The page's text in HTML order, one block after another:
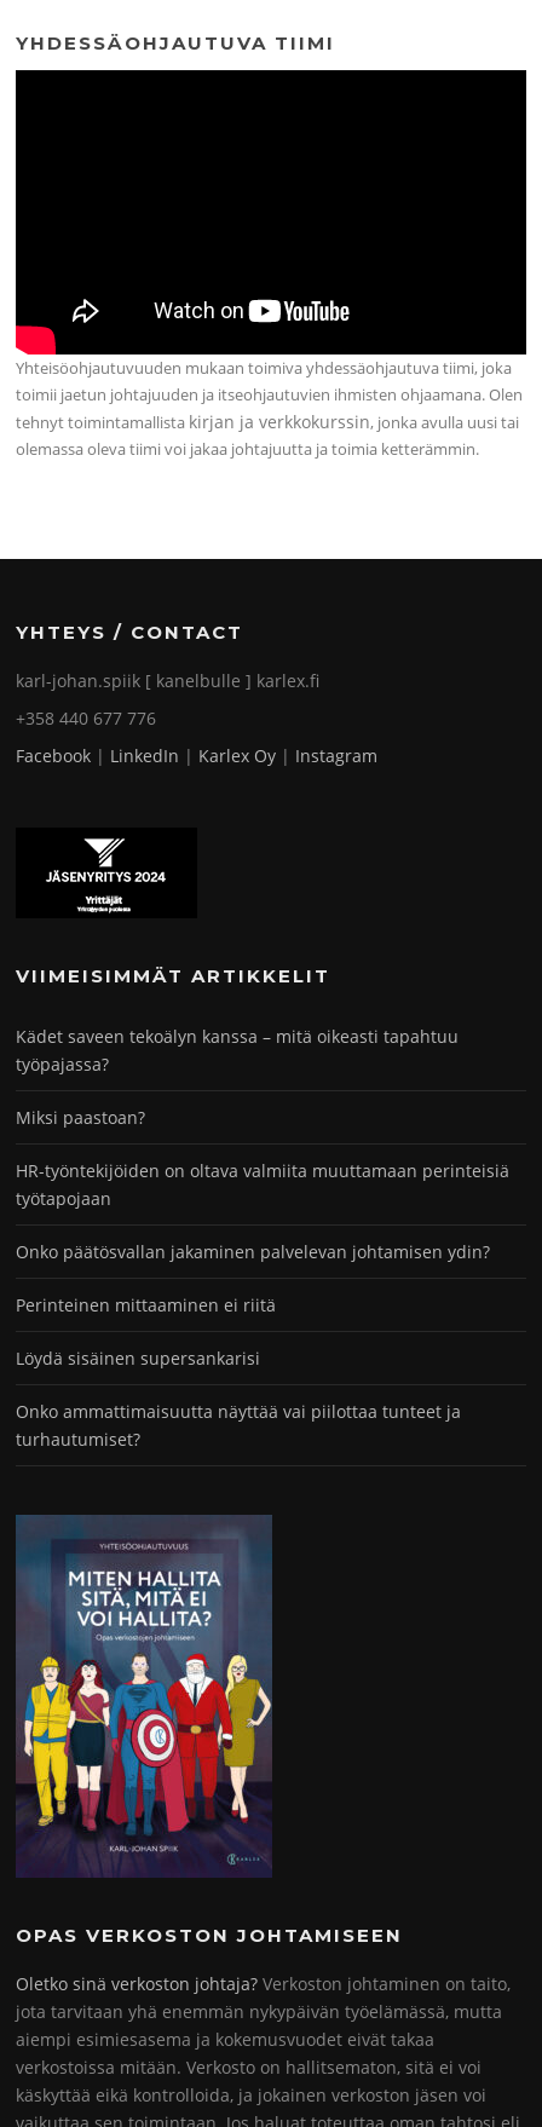
YHDESSÄOHJAUTUVA TIIMI
Yhteisöohjautuvuuden mukaan toimiva yhdessäohjautuva tiimi, joka
toimii jaetun johtajuuden ja itseohjautuvien ihmisten ohjaamana. Olen
tehnyt toimintamallista kirjan ja verkkokurssin, jonka avulla uusi tai
olemassa oleva tiimi voi jakaa johtajuutta ja toimia ketterämmin.
YHTEYS / CONTACT
karl-johan.spiik [ kanelbulle ] karlex.fi
+358 440 677 776
Facebook | LinkedIn | Karlex Oy | Instagram
VIIMEISIMMÄT ARTIKKELIT
Kädet saveen tekoälyn kanssa – mitä oikeasti tapahtuu
työpajassa?
Miksi paastoan?
HR-työntekijöiden on oltava valmiita muuttamaan perinteisiä
työtapojaan
Onko päätösvallan jakaminen palvelevan johtamisen ydin?
Perinteinen mittaaminen ei riitä
Löydä sisäinen supersankarisi
Onko ammattimaisuutta näyttää vai piilottaa tunteet ja
turhautumiset?
OPAS VERKOSTON JOHTAMISEEN
Oletko sinä verkoston johtaja? Verkoston johtaminen on taito,
jota tarvitaan yhä enemmän nykypäivän työelämässä, mutta
aiempi esimiesasema ja kokemusvuodet eivät takaa
verkostoissa mitään. Verkosto on hallitsematon, sitä ei voi
käskyttää eikä kontrolloida, ja jokainen verkoston jäsen voi